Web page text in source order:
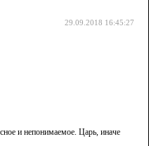
29.09.2018 16:45:27
и непонимаемое. Царь, иначе